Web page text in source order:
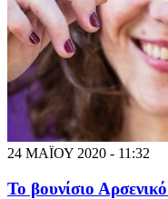
24 ΜΑΪΟΥ 2020 - 11:32
Το βουνίσιο